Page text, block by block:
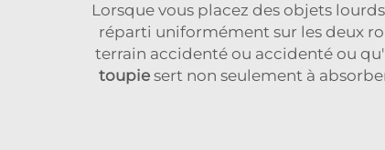
Lorsque vous placez des objets
réparti uniformément sur les deux
terrain accidenté ou accidenté ou
toupie sert non seulement à